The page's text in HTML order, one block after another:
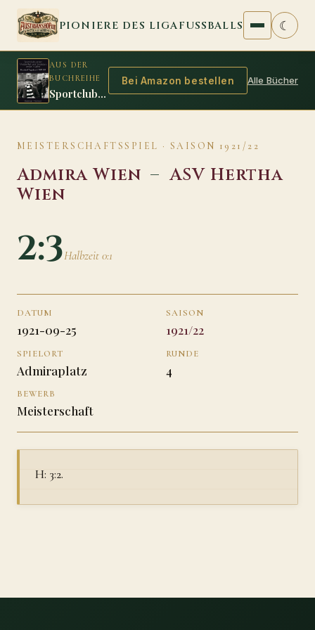
Zum Inhalt springen
PIONIERE DES LIGAFUSSBALLS ☾
AUS DER
BUCHREIHE
Sportclubs erster Meistertitel und Sindelars erster Auftritt
Bei Amazon bestellen Alle Bücher
MEISTERSCHAFTSSPIEL · SAISON 1921/22
Admira Wien –ASV Hertha
Wien
2:3Halbzeit 0:1
DATUM
1921-09-25
SAISON
1921/22
SPIELORT
Admiraplatz
RUNDE
4
BEWERB
Meisterschaft
H: 3:2.